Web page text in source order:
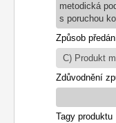
metodická
s poruchou
Způsob
Zdůvodnění
Tagy produktu